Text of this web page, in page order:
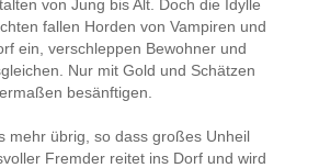
von Jung bis Alt. Doch die Idylle
fallen Horden von Vampiren und
ein, verschleppen Bewohner und
Nur mit Gold und Schätzen
besänftigen.
mehr übrig, so dass großes Unheil
Fremder reitet ins Dorf und wird